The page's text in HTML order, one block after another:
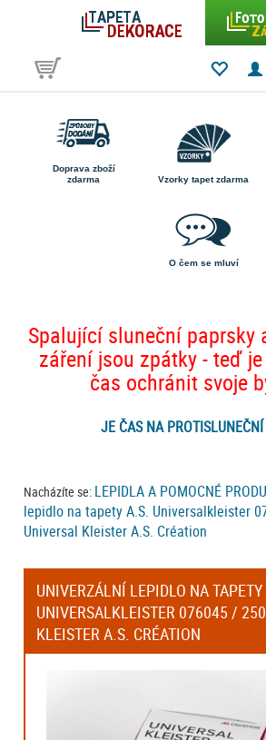
Doprava zboží
zdarma
Vzorky tapet zdarma
O čem se mluví
Spalující sluneční paprsky
záření jsou zpátky - teď
čas ochránit svoje
JE ČAS NA
Nacházíte se: LEPIDLA A POMOCNÉ
lepidlo na tapety A.S. Universalkleister
Universal Kleister A.S. Création
UNIVERZÁLNÍ LEPIDLO NA
UNIVERSALKLEISTER 076045 /
KLEISTER A.S. CRÉATION